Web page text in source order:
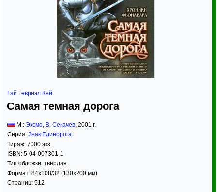
Гай Гевриэл Кей
Самая темная дорога
М.: Эксмо, В. Секачев, 2001 г.
Серия: Знак Единорога
Тираж: 7000 экз.
ISBN: 5-04-007301-1
Тип обложки: твёрдая
Формат: 84x108/32 (130x200 мм)
Страниц: 512